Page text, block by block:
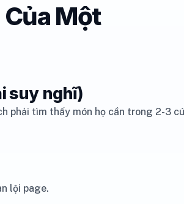
Một
suy nghĩ)
phải tìm thấy món họ cần trong 2-3 cú
lội page.